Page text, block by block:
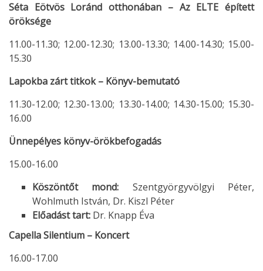
Séta Eötvös Loránd otthonában – Az ELTE épített
öröksége
11.00-11.30; 12.00-12.30; 13.00-13.30; 14.00-14.30; 15.00-
15.30
Lapokba zárt titkok – Könyv-bemutató
11.30-12.00; 12.30-13.00; 13.30-14.00; 14.30-15.00; 15.30-
16.00
Ünnepélyes könyv-örökbefogadás
15.00-16.00
Köszöntőt mond: Szentgyörgyvölgyi Péter,
Wohlmuth István, Dr. Kiszl Péter
Előadást tart: Dr. Knapp Éva
Capella Silentium – Koncert
16.00-17.00